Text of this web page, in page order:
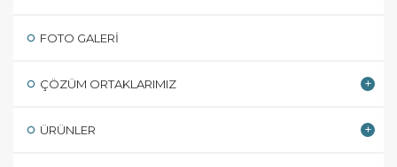
FOTO GALERI
ÇÖZÜM ORTAKLARIMIZ
ÜRÜNLER